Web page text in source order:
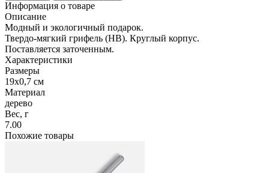
Информация о товаре
Описание
Модный и экологичный подарок.
Твердо-мягкий грифель (HB). Круглый корпус.
Поставляется заточенным.
Характеристики
Размеры
19х0,7 см
Материал
дерево
Вес, г
7.00
Похожие товары